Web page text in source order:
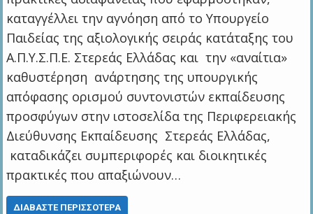
καταγγέλλει την αγνόηση από το Υπουργείο
Παιδείας της αξιολογικής σειράς κατάταξης του
Α.Π.Υ.Σ.Π.Ε. Στερεάς Ελλάδας και την «αναίτια»
καθυστέρηση ανάρτησης της υπουργικής
απόφασης ορισμού συντονιστών εκπαίδευσης
προσφύγων στην ιστοσελίδα της Περιφερειακής
Διεύθυνσης Εκπαίδευσης Στερεάς Ελλάδας,
καταδικάζει συμπεριφορές και διοικητικές
πρακτικές που απαξιώνουν…
ΔΙΑΒΆΣΤΕ ΠΕΡΙΣΣΌΤΕΡΑ